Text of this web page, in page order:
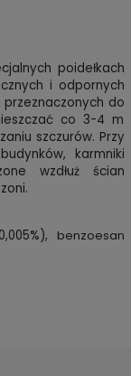
poidełkach
i odpornych
do
co 3-4 m
szczurów. Przy
karmniki
wzdłuż ścian
benzoesan